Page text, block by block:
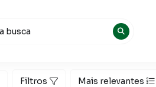
Filtros Mais relevantes